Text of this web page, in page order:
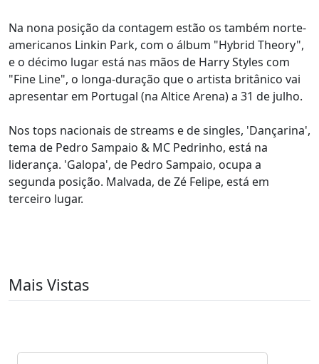
Na nona posição da contagem estão os também norte-
americanos Linkin Park, com o álbum "Hybrid Theory",
e o décimo lugar está nas mãos de Harry Styles com
"Fine Line", o longa-duração que o artista britânico vai
apresentar em Portugal (na Altice Arena) a 31 de julho.
Nos tops nacionais de streams e de singles, 'Dançarina',
tema de Pedro Sampaio & MC Pedrinho, está na
liderança. 'Galopa', de Pedro Sampaio, ocupa a
segunda posição. Malvada, de Zé Felipe, está em
terceiro lugar.
Mais Vistas